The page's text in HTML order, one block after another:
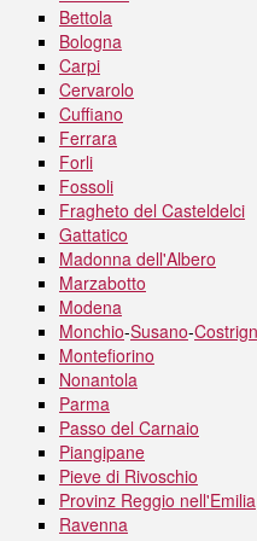
Bettola
Bologna
Carpi
Cervarolo
Cuffiano
Ferrara
Forli
Fossoli
Fragheto del Casteldelci
Gattatico
Madonna dell'Albero
Marzabotto
Modena
Monchio-Susano-
Montefiorino
Nonantola
Parma
Passo del Carnaio
Piangipane
Pieve di Rivoschio
Provinz Reggio nell'Emilia
Ravenna